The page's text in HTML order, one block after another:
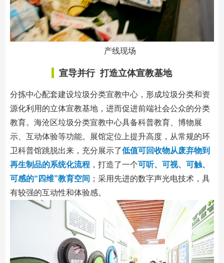
产线现场
宣导并行 打造立体宣教基地
分拣中心配套建设垃圾分类宣教中心，形成垃圾分类和资
源化利用的立体宣教基地，进而促进前端社会公众的分类
教育。海沧区垃圾分类宣教中心具备科普教育、博物展
示、互动体验等功能。展馆定位上提升高度，从常规的环
卫科普馆跳脱出来，充分展示了低值可回收物从废弃物到
再生制品的系统化流程，打造了一个可听、可视、可触、
可感的“四维”教育空间 ；采用先进的数字声光电技术，具
有较强的互动性和体验感。